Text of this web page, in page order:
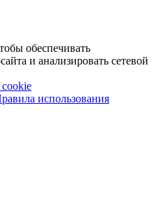
обеспечивать
и анализировать сетевой
использования